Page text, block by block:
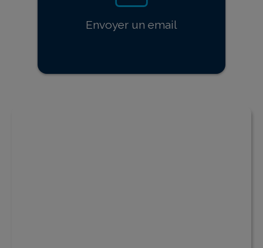
Envoyer un email